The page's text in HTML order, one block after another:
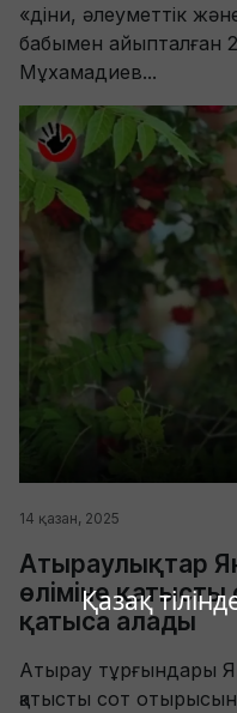
Қазақ
«діни, әлеуметтік
бабымен айыпталған
Мұхамадиев...
14 қазан, 2025
Атыраулықтар
өліміне
қатыса алады
Атырау тұрғындары
қатысты сот